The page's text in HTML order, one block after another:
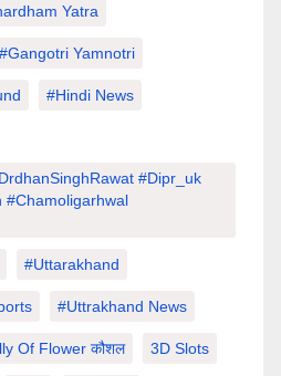
Yatra
#Gangotri Yamnotri
#hindi News
#dipr_uk
#chamoligarhwal
#uttarakhand
#Uttrakhand News
Of Flower कौशल 3D Slots